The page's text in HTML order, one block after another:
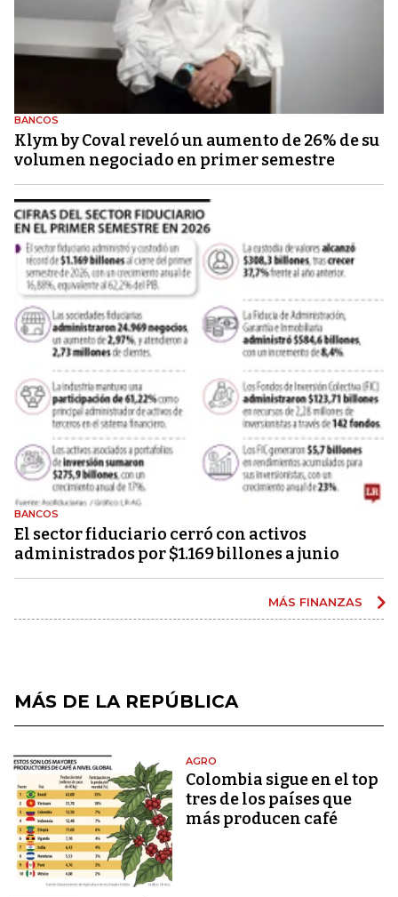
BANCOS
Klym by Coval reveló un aumento de 26% de su
volumen negociado en primer semestre
BANCOS
El sector fiduciario cerró con activos
administrados por $1.169 billones a junio
MÁS FINANZAS
MÁS DE LA REPÚBLICA
AGRO
Colombia sigue en el top
tres de los países que
más producen café